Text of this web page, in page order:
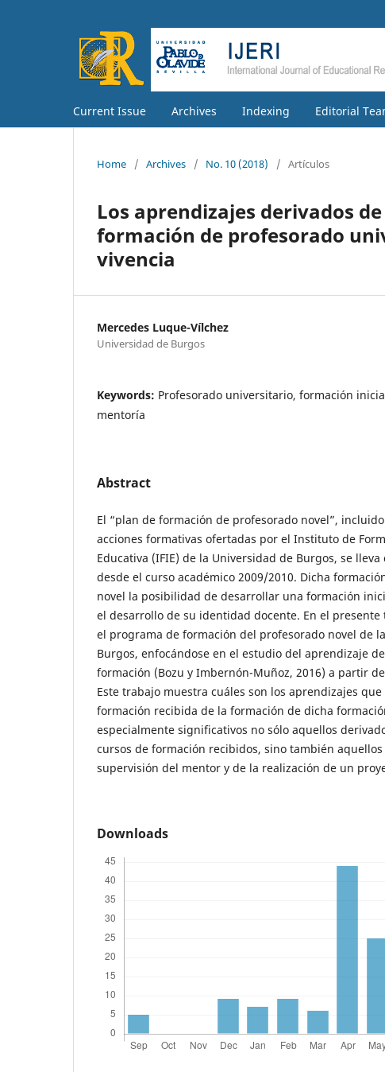
Current Issue Archives Indexing Editorial
Home / Archives / No. 10 (2018) / Artículos
Los aprendizajes derivados
formación de profesorado
vivencia
Mercedes Luque-Vílchez
Universidad de Burgos
Keywords: Profesorado universitario, formación
mentoría
Abstract
El “plan de formación de profesorado novel”,
acciones formativas ofertadas por el Instituto de
Educativa (IFIE) de la Universidad de Burgos, se
desde el curso académico 2009/2010. Dicha
novel la posibilidad de desarrollar una formación
el desarrollo de su identidad docente. En el presente
el programa de formación del profesorado novel de
Burgos, enfocándose en el estudio del aprendizaje
formación (Bozu y Imbernón-Muñoz, 2016) a partir
Este trabajo muestra cuáles son los aprendizajes
formación recibida de la formación de dicha
especialmente significativos no sólo aquellos
cursos de formación recibidos, sino también
supervisión del mentor y de la realización de un
Downloads